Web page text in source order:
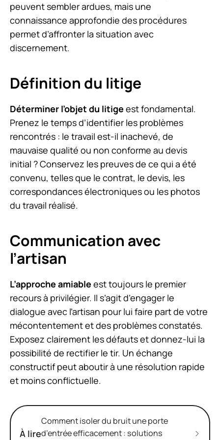
peuvent sembler ardues, mais une
connaissance approfondie des procédures
permet d’affronter la situation avec
discernement.
Définition du litige
Déterminer l’objet du litige est fondamental.
Prenez le temps d’identifier les problèmes
rencontrés : le travail est-il inachevé, de
mauvaise qualité ou non conforme au devis
initial ? Conservez les preuves de ce qui a été
convenu, telles que le contrat, le devis, les
correspondances électroniques ou les photos
du travail réalisé.
Communication avec
l’artisan
L’approche amiable est toujours le premier
recours à privilégier. Il s’agit d’engager le
dialogue avec l’artisan pour lui faire part de votre
mécontentement et des problèmes constatés.
Exposez clairement les défauts et donnez-lui la
possibilité de rectifier le tir. Un échange
constructif peut aboutir à une résolution rapide
et moins conflictuelle.
À lire
Comment isoler du bruit une porte
d’entrée efficacement : solutions